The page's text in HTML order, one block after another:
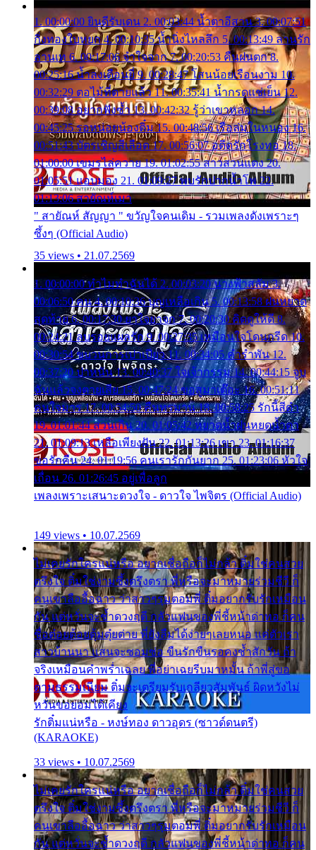
1. 00:00:00 ยินดีรับเดน 2. 00:03:44 น้ำตาอีสาน 3. 00:07:51
กิ่งทองใบหยก 4. 00:10:35 น้ำนิ่งไหลลึก 5. 00:13:49 ลานรัก
ลานเท 6. 00:17:06 จำใจจาก 7. 00:20:53 คืนฝนตก 8.
00:25:16 น้ำลงเดือนยี่ 9. 00:28:47 โสนน้อยเรือนงาม 10.
00:32:29 ตอไม้ที่ตายแล้ว 11. 00:35:41 น้ำกรดแช่เย็น 12.
00:39:08 อยากฟังซ้ำ 13. 00:42:32 รู้ว่าเขาหลอก 14.
00:45:25 รอหน่อยน้องติ๋ม 15. 00:48:56 เรือล่มในหนอง 16.
00:51:43 บัตรเชิญสีเลือด 17. 00:56:07 อดีตรักโรงทอ 18.
01:00:00 เขมรไล่ควาย 19. 01:02:55 สาวสวนแตง 20.
01:05:51 แอบมอง 21. 01:09:27 พบรักปากน้ำโพ 22.
01:13:06 สายัณห์เมา
" สายัณห์ สัญญา " ขวัญใจคนเดิม - รวมเพลงดังเพราะๆ
ซึ้งๆ (Official Audio)
35 views • 21.07.2569
1. 00:00:00 ทำไมทำฉันได้ 2. 00:03:20 นางฟ้าสลัม 3.
00:06:50 คน 4. 00:10:36 บุญเหลือเกิน 5. 00:13:58 ฝนหยาด
สุดท้าย 6. 00:17:30 ยาใจยาจก 7. 00:20:30 คิดดูให้ดี 8.
00:24:21 ลบรอยแผลรัก 9. 00:27:35 เหมือนใจโดนกรีด 10.
00:30:54 ขบวนการเปาเปียว 11. 00:34:05 คำรำพัน 12.
00:37:20 ปาหนัน 13. 00:40:37 ใจเจ้ากรรม 14. 00:44:15 จูบ
ฉันแล้วจงตายเสีย 15. 00:47:24 ขอสูมาเต๊อะ 16. 00:51:11
คนใจมาร 17. 00:54:50 คืนทรมาน 18. 00:58:25 รักนี้สีดำ
19. 01:01:44 ส่วนเกิน 20. 01:05:42 หยาดน้ำฝนหยดน้ำตา
21. 01:09:13 เหลือเพียงฝัน 22. 01:13:26 เขา 23. 01:16:37
ขอรักคืน 24. 01:19:56 คนเรารักกันยาก 25. 01:23:06 หัวใจ
เถื่อน 26. 01:26:45 อยู่เพื่อลูก
เพลงเพราะเสนาะดวงใจ - ดาวใจ ไพจิตร (Official Audio)
149 views • 10.07.2569
ไม่เคยรักใครแน่หรือ อยากเชื่อถือก็ไม่กล้า ติ๋มใช่คนสวย
ตรึงใจ ติ๋มใช่งามซึ้งตรึงตรา พี่หรือจะมาหมายร่วมชีวี ก็
คนเขาลืออื้อฉาว ว่าสาวๆรุมตอมพี่ ติ๋มอยากรับรักเหมือน
กัน แต่หวั่นจะช้ำดวงฤดี กลัวแฟนของพี่ชี้หน้าด่าทอ ก็คน
ชื่อต๋อยต้อยตุ้มตุ๋ยต่าย พี่ยังลืมได้ง่ายๆเลยหนอ แค่ตัวเรา
สาวบ้านนา แสนจะซอมซ่อ ขืนรักขืนรอคงช้ำสักวัน ถ้า
จริงเหมือนคำพร่ำเฉลย พี่อย่าเฉยรีบมาหมั้น ถ้าพี่สู่ขอ
ตามธรรมเนียม ติ๋มจะเตรียมรับเกลียวสัมพันธ์ ผิดหวังไม่
หวั่นขอยอมได้เคียง
รักติ๋มแน่หรือ - หงษ์ทอง ดาวอุดร (ซาวด์ดนตรี)
(KARAOKE)
33 views • 10.07.2569
ไม่เคยรักใครแน่หรือ อยากเชื่อถือก็ไม่กล้า ติ๋มใช่คนสวย
ตรึงใจ ติ๋มใช่งามซึ้งตรึงตรา พี่หรือจะมาหมายร่วมชีวี ก็
คนเขาลืออื้อฉาว ว่าสาวๆรุมตอมพี่ ติ๋มอยากรับรักเหมือน
กัน แต่หวั่นจะช้ำดวงฤดี กลัวแฟนของพี่ชี้หน้าด่าทอ ก็คน